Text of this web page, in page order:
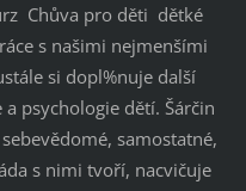
Chůva pro děti dětké
s našimi nejmenšími
si dopl%nuje další
psychologie dětí. Šárčin
samostatné,
s nimi tvoří, nacvičuje